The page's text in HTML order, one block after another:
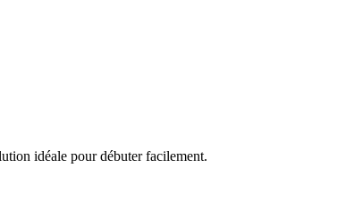
idéale pour débuter facilement.